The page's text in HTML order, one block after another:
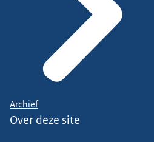
Archief
Over deze site